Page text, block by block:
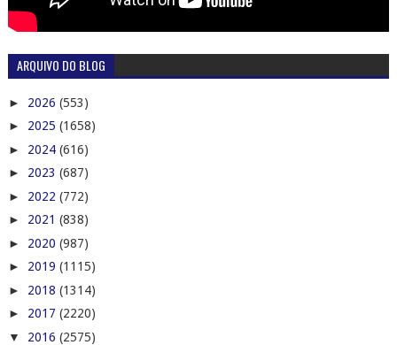
ARQUIVO DO BLOG
► 2026 (553)
► 2025 (1658)
► 2024 (616)
► 2023 (687)
► 2022 (772)
► 2021 (838)
► 2020 (987)
► 2019 (1115)
► 2018 (1314)
► 2017 (2220)
▼ 2016 (2575)